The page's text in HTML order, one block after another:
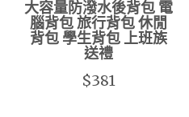
大容量防潑水後背包 電
腦背包 旅行背包 休閒
背包 學生背包 上班族
送禮
$381